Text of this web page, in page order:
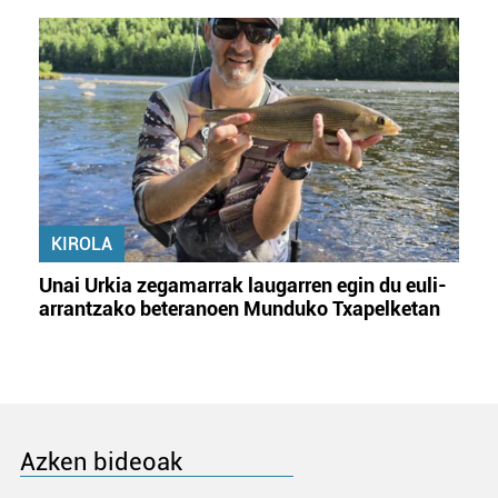
Webgune honek cookie propioak eta hirugarrenen cookie-
fitxategiak erabiltzen ditu. Zure esperientzia eta
zerbitzuak hobetzeko asmoz, cookie teknologiaz
baliatzen gara. Ohar hau onartuz gero, teknologia hori
erabiltzeko baimen esplizitua ematen diguzu.Gehiago
irakurri
KIROLA
Unai Urkia zegamarrak laugarren egin du euli-
arrantzako beteranoen Munduko Txapelketan
Azken bideoak